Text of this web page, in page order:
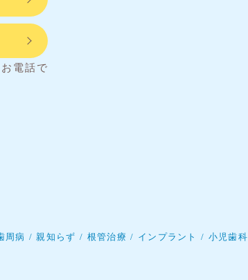
電話で
周病 親知らず 根管治療 インプラント 小児歯科